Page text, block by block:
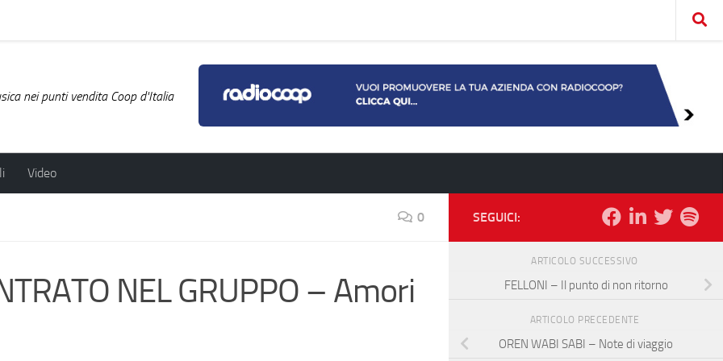
nei punti vendita Coop d'Italia
Video
0
NEL GRUPPO – Amori
SEGUICI:
ARTICOLO SUCCESSIVO
FELLONI – Il punto di non ritorno
ARTICOLO PRECEDENTE
OREN WABI SABI – Note di viaggio